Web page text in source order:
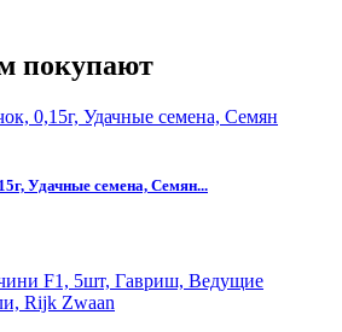
покупают
Удачные семена, Семян...